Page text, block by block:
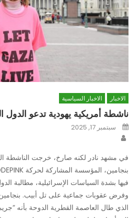
الاخبار الاخبار السياسية
ناشطة أمريكية يهودية تدعو الدول
Posted
onسبتمبر 17, 2025
في مشهد نادر لكنه صارخ، خرجت الناشطة
فيها بشدة السياسات الإسرائيلية، مطالبة
وفرض عقوبات جماعية على تل أبيب.
الذي طال العاصمة القطرية الدوحة بأنه